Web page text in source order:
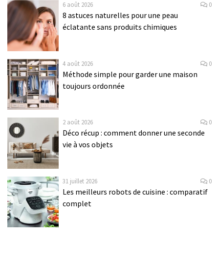
6 août 2026 0
8 astuces naturelles pour une peau
éclatante sans produits chimiques
4 août 2026 0
Méthode simple pour garder une maison
toujours ordonnée
2 août 2026 0
Déco récup : comment donner une seconde
vie à vos objets
31 juillet 2026 0
Les meilleurs robots de cuisine : comparatif
complet